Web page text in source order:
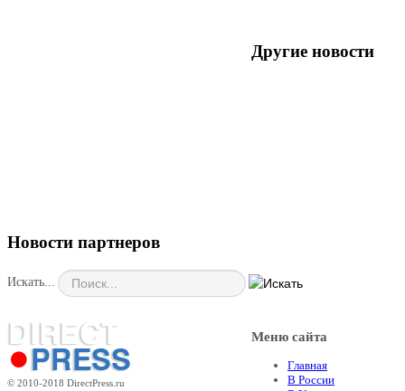
Другие новости
Новости партнеров
Искать...
© 2010-2018 DirectPress.ru
Меню сайта
Главная
В России